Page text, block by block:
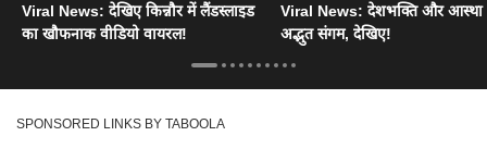
Viral News: देखिए किन्नौर में लैंडस्लाइड
का खौफनाक वीडियो वायरल!
Viral News: देशभक्ति और आस्था
अद्भुत संगम, देखिए!
SPONSORED LINKS BY TABOOLA